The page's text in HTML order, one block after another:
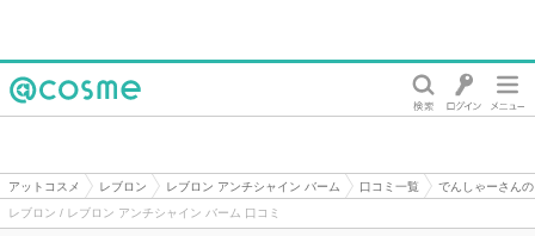
アットコスメ レブロン レブロン アンチシャイン バーム 口コミ一覧
でんしゃーさん
レブロン / レブロン アンチシャイン バーム 口コミ